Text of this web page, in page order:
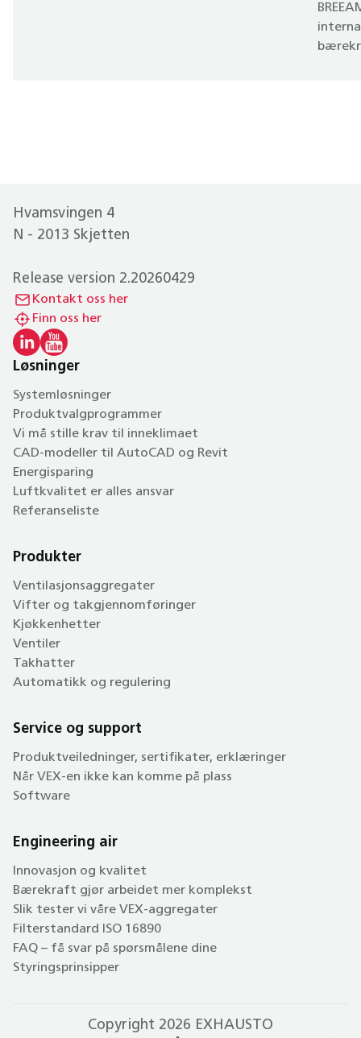
Hvamsvingen 4
N - 2013 Skjetten
Release version 2.20260429
Kontakt oss her
Finn oss her
Løsninger
Systemløsninger
Produktvalgprogrammer
Vi må stille krav til inneklimaet
CAD-modeller til AutoCAD og Revit
Energisparing
Luftkvalitet er alles ansvar
Referanseliste
Produkter
Ventilasjonsaggregater
Vifter og takgjennomføringer
Kjøkkenhetter
Ventiler
Takhatter
Automatikk og regulering
Service og support
Produktveiledninger, sertifikater, erklæringer
Når VEX-en ikke kan komme på plass
Software
Engineering air
Innovasjon og kvalitet
Bærekraft gjør arbeidet mer komplekst
Slik tester vi våre VEX-aggregater
Filterstandard ISO 16890
FAQ – få svar på spørsmålene dine
Styringsprinsipper
Copyright 2026 EXHAUSTO